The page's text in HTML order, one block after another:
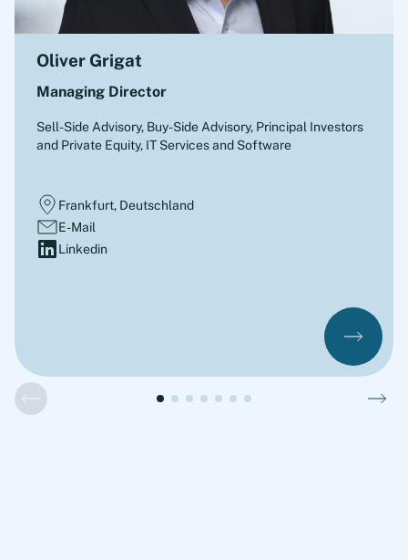
Oliver Grigat
Managing Director
Sell-Side Advisory, Buy-Side Advisory, Principal Investors
and Private Equity, IT Services and Software
Frankfurt, Deutschland
E-Mail
Linkedin